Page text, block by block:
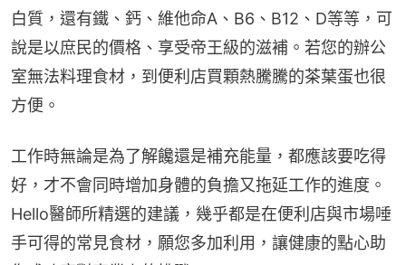
白質，還有鐵、鈣、維他命A、B6、B12、D等等，可
說是以庶民的價格、享受帝王級的滋補。若您的辦公
室無法料理食材，到便利店買顆熱騰騰的茶葉蛋也很
方便。
工作時無論是為了解饞還是補充能量，都應該要吃得
好，才不會同時增加身體的負擔又拖延工作的進度。
Hello醫師所精選的建議，幾乎都是在便利店與市場唾
手可得的常見食材，願您多加利用，讓健康的點心助